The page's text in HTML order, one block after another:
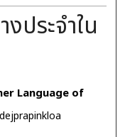
ประจำใน
Language of